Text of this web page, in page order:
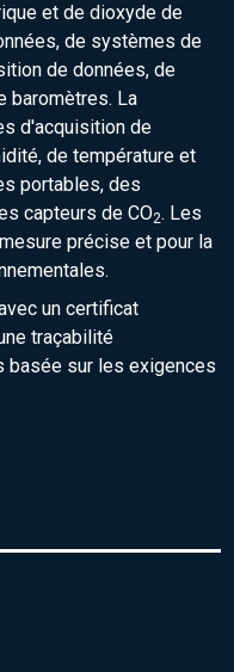
et de dioxyde de
de systèmes de
de données, de
baromètres. La
d'acquisition de
de température et
portables, des
capteurs de CO2. Les
précise et pour la
un certificat
traçabilité
basée sur les exigences